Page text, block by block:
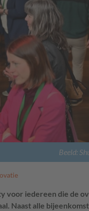
Beeld:
voor iedereen die de
Naast alle